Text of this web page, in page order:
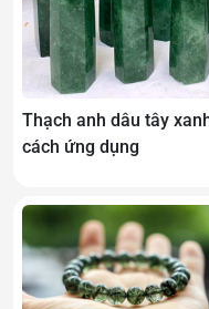
Nguồn gốc:Đá thạch
hình thành và tạo ra từ
thu nạp. Loại đá này
dương dồi dào, tích tụ
có khả năng mang lại
Thạch anh dâu tây
cách ứng dụng